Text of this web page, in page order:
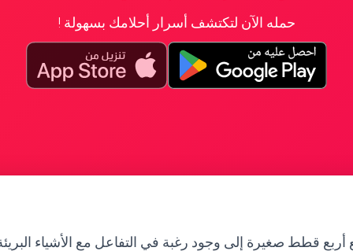
حمله الآن لتكتشف أسرار أحلامك بسهولة !
أربع قطط صغيرة إلى وجود رغبة في التفاعل مع الأشياء